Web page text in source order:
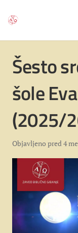
Šesto
šole
(2025/
Objavljeno pred 4